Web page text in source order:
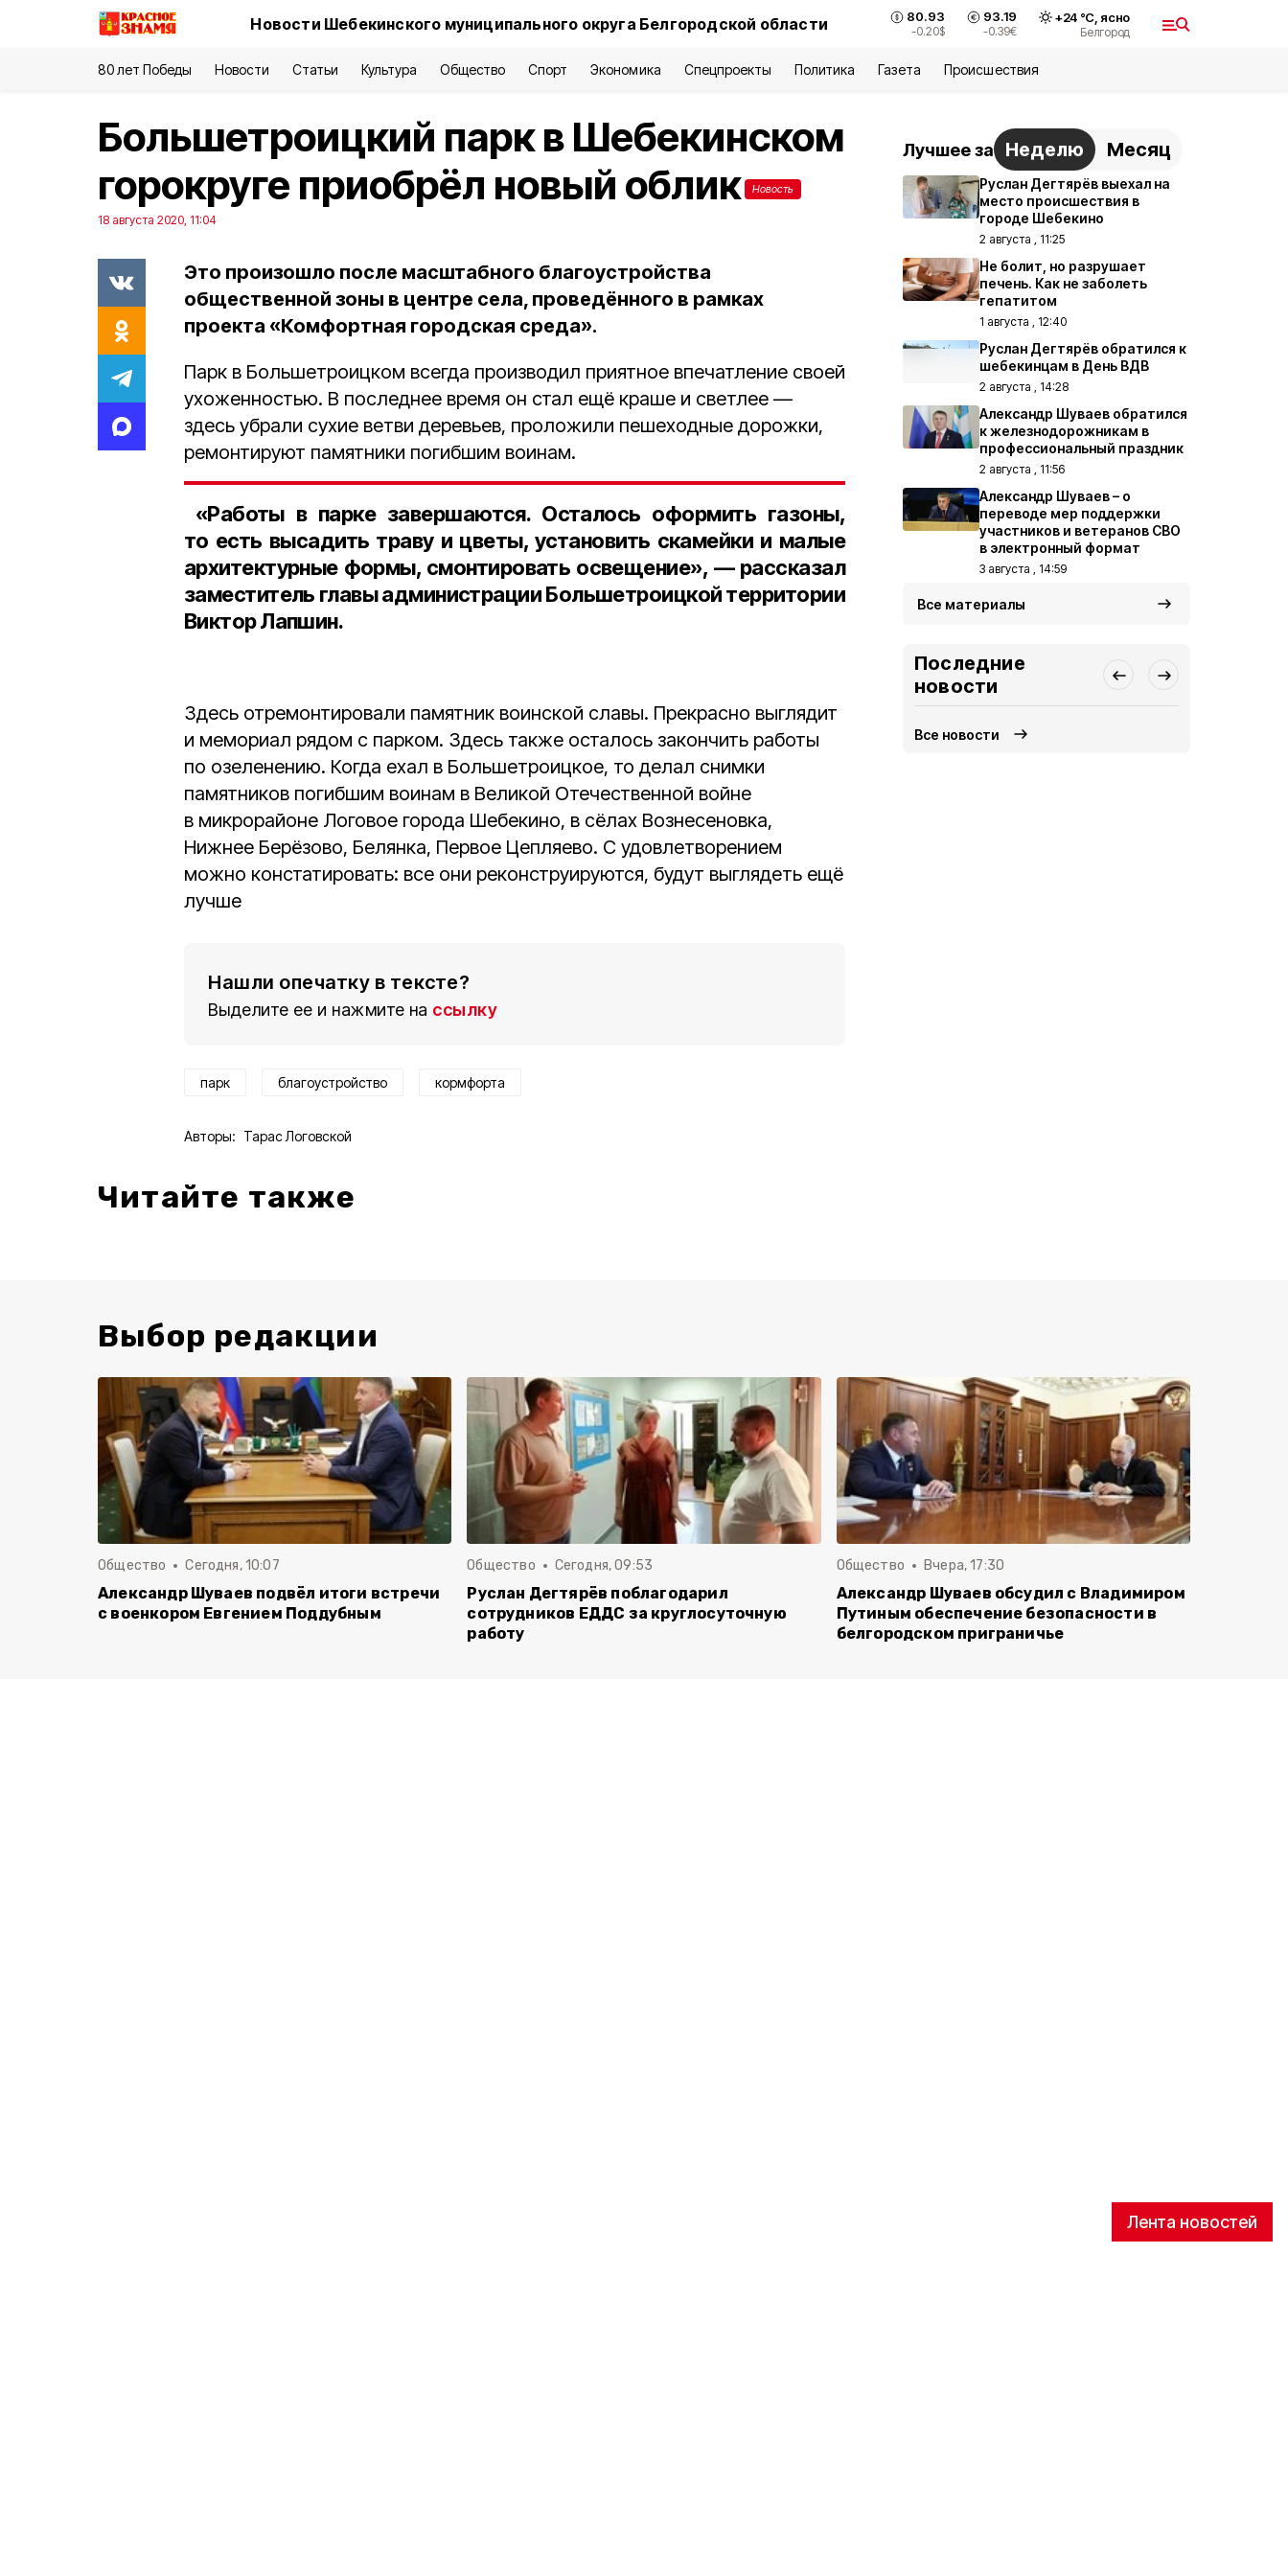
Новости Шебекинского муниципального округа Белгородской области 80.93
-0.20$
93.19
-0.39€
+24°С, ясно
Белгород
80 лет Победы Новости Статьи Культура Общество Спорт Экономика Спецпроекты Политика Газета Происшествия
Лента новостей
Большетроицкий парк в Шебекинском
горокруге приобрёл новый облик
Новость
18 августа 2020, 11:04
Это произошло после масштабного благоустройства
общественной зоны в центре села, проведённого в рамках
проекта «Комфортная городская среда».
Парк в Большетроицком всегда производил приятное впечатление своей
ухоженностью. В последнее время он стал ещё краше и светлее —
здесь убрали сухие ветви деревьев, проложили пешеходные дорожки,
ремонтируют памятники погибшим воинам.
«Работы в парке завершаются. Осталось оформить газоны,
то есть высадить траву и цветы, установить скамейки и малые
архитектурные формы, смонтировать освещение», — рассказал
заместитель главы администрации Большетроицкой территории
Виктор Лапшин.
Здесь отремонтировали памятник воинской славы. Прекрасно выглядит
и мемориал рядом с парком. Здесь также осталось закончить работы
по озеленению. Когда ехал в Большетроицкое, то делал снимки
памятников погибшим воинам в Великой Отечественной войне
в микрорайоне Логовое города Шебекино, в сёлах Вознесеновка,
Нижнее Берёзово, Белянка, Первое Цепляево. С удовлетворением
можно констатировать: все они реконструируются, будут выглядеть ещё
лучше
Нашли опечатку в тексте?
Выделите ее и нажмите на ссылку
парк благоустройство кормфорта
Авторы: Тарас Логовской
Читайте также
Лучшее за Неделю Месяц
Руслан Дегтярёв выехал на
место происшествия в
городе Шебекино
2 августа , 11:25
Не болит, но разрушает
печень. Как не заболеть
гепатитом
1 августа , 12:40
Руслан Дегтярёв обратился к
шебекинцам в День ВДВ
2 августа , 14:28
Александр Шуваев обратился
к железнодорожникам в
профессиональный праздник
2 августа , 11:56
Александр Шуваев – о
переводе мер поддержки
участников и ветеранов СВО
в электронный формат
3 августа , 14:59
Все материалы
Последние
новости
Все новости
Выбор редакции
Общество Сегодня, 10:07
Александр Шуваев подвёл итоги встречи
с военкором Евгением Поддубным
Общество Сегодня, 09:53
Руслан Дегтярёв поблагодарил
сотрудников ЕДДС за круглосуточную
работу
Общество Вчера, 17:30
Александр Шуваев обсудил с Владимиром
Путиным обеспечение безопасности в
белгородском приграничье